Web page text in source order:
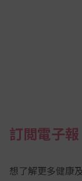
訂閲電子報
想了解更多健康